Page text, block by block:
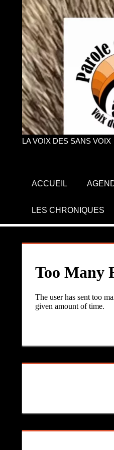
LA VOIX DES SANS VOIX
ACCUEIL
LES CHRONIQUES